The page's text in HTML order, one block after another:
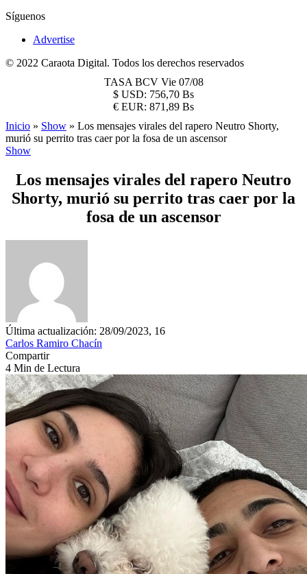
Síguenos
Advertise
© 2022 Caraota Digital. Todos los derechos reservados
TASA BCV Vie 07/08
$ USD: 756,70 Bs
€ EUR: 871,89 Bs
Inicio » Show » Los mensajes virales del rapero Neutro Shorty,
murió su perrito tras caer por la fosa de un ascensor
Show
Los mensajes virales del rapero Neutro
Shorty, murió su perrito tras caer por la
fosa de un ascensor
Última actualización: 28/09/2023, 16
Carlos Ramiro Chacín
Compartir
4 Min de Lectura